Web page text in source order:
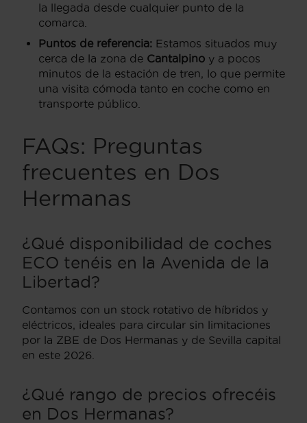
la llegada desde cualquier punto de la
comarca.
Puntos de referencia: Estamos situados muy
cerca de la zona de Cantalpino y a pocos
minutos de la estación de tren, lo que permite
una visita cómoda tanto en coche como en
transporte público.
FAQs: Preguntas
frecuentes en Dos
Hermanas
¿Qué disponibilidad de coches
ECO tenéis en la Avenida de la
Libertad?
Contamos con un stock rotativo de híbridos y
eléctricos, ideales para circular sin limitaciones
por la ZBE de Dos Hermanas y de Sevilla capital
en este 2026.
¿Qué rango de precios ofrecéis
en Dos Hermanas?